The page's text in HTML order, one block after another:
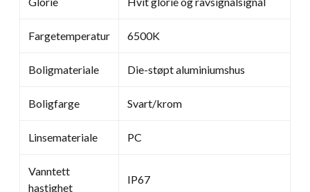
Fargetemperatur 6500K
Boligmateriale Die-støpt aluminiumshus
Boligfarge Svart/krom
Linsemateriale PC
Vanntett
hastighet
IP67